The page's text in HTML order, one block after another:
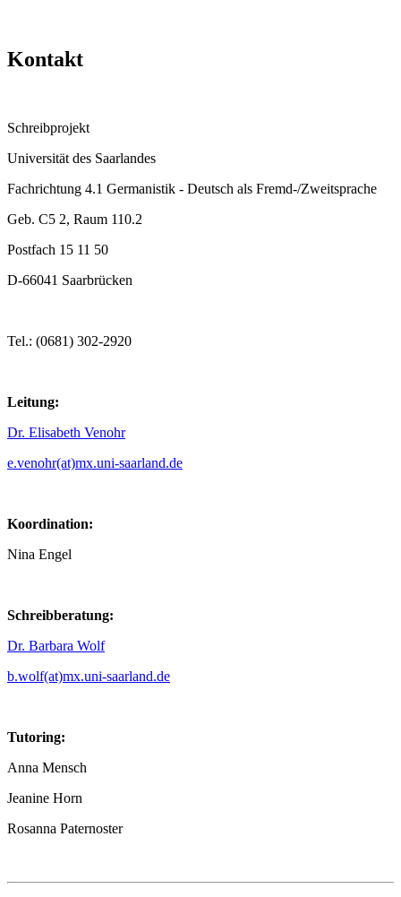
Kontakt
Schreibprojekt
Universität des Saarlandes
Fachrichtung 4.1 Germanistik - Deutsch als Fremd-/Zweitsprache
Geb. C5 2, Raum 110.2
Postfach 15 11 50
D-66041 Saarbrücken
Tel.: (0681) 302-2920
Leitung:
Dr. Elisabeth Venohr
e.venohr(at)mx.uni-saarland.de
Koordination:
Nina Engel
Schreibberatung:
Dr. Barbara Wolf
b.wolf(at)mx.uni-saarland.de
Tutoring:
Anna Mensch
Jeanine Horn
Rosanna Paternoster